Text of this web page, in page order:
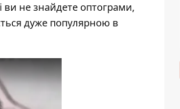
ви не знайдете оптограми,
дуже популярною в